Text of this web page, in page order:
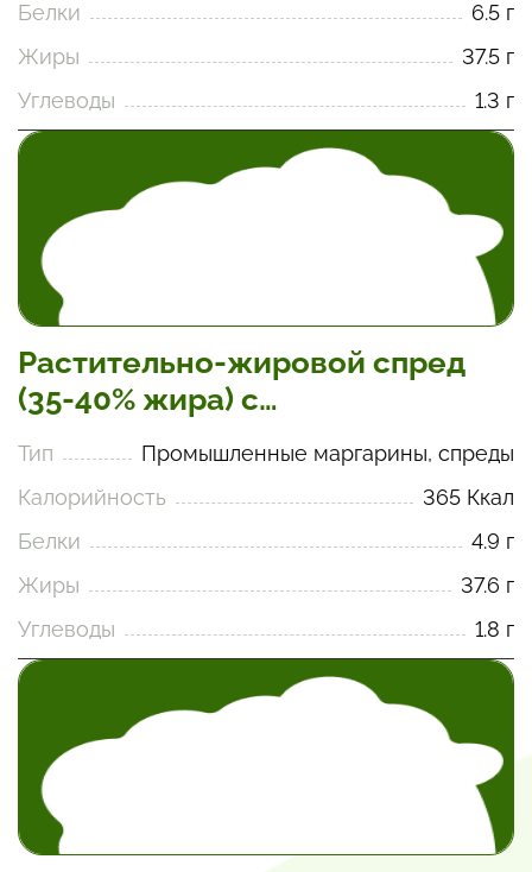
Белки
6.5 г
Жиры
37.5 г
Углеводы
1.3 г
Растительно-жировой спред
(35-40% жира) с
полиненасыщенными жирами
Тип
Промышленные маргарины, спреды
Калорийность
365 Ккал
Белки
4.9 г
Жиры
37.6 г
Углеводы
1.8 г